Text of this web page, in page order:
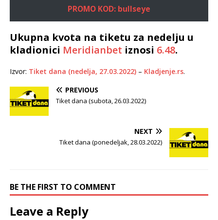
PROMO KOD: bullseye
Ukupna kvota na tiketu za nedelju u
kladionici Meridianbet iznosi 6.48.
Izvor: Tiket dana (nedelja, 27.03.2022) – Kladjenje.rs.
PREVIOUS
Tiket dana (subota, 26.03.2022)
NEXT
Tiket dana (ponedeljak, 28.03.2022)
BE THE FIRST TO COMMENT
Leave a Reply